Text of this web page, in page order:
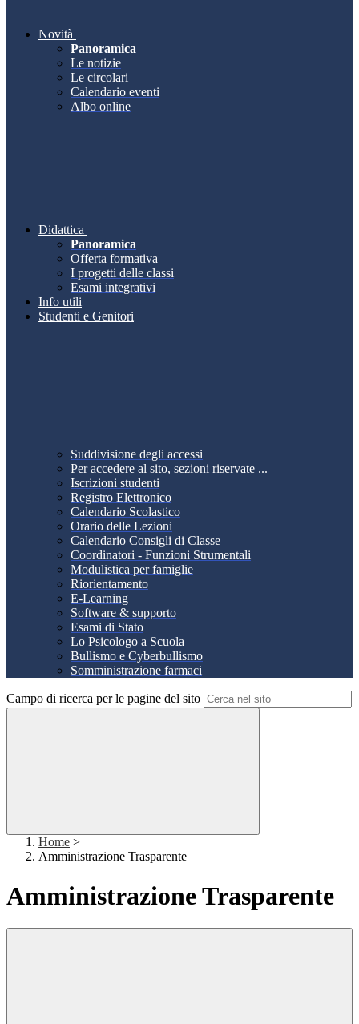
Novità
Panoramica
Le notizie
Le circolari
Calendario eventi
Albo online
Didattica
Panoramica
Offerta formativa
I progetti delle classi
Esami integrativi
Info utili
Studenti e Genitori
Suddivisione degli accessi
Per accedere al sito, sezioni riservate ...
Iscrizioni studenti
Registro Elettronico
Calendario Scolastico
Orario delle Lezioni
Calendario Consigli di Classe
Coordinatori - Funzioni Strumentali
Modulistica per famiglie
Riorientamento
E-Learning
Software & supporto
Esami di Stato
Lo Psicologo a Scuola
Bullismo e Cyberbullismo
Somministrazione farmaci
Campo di ricerca per le pagine del sito
Home >
Amministrazione Trasparente
Amministrazione Trasparente